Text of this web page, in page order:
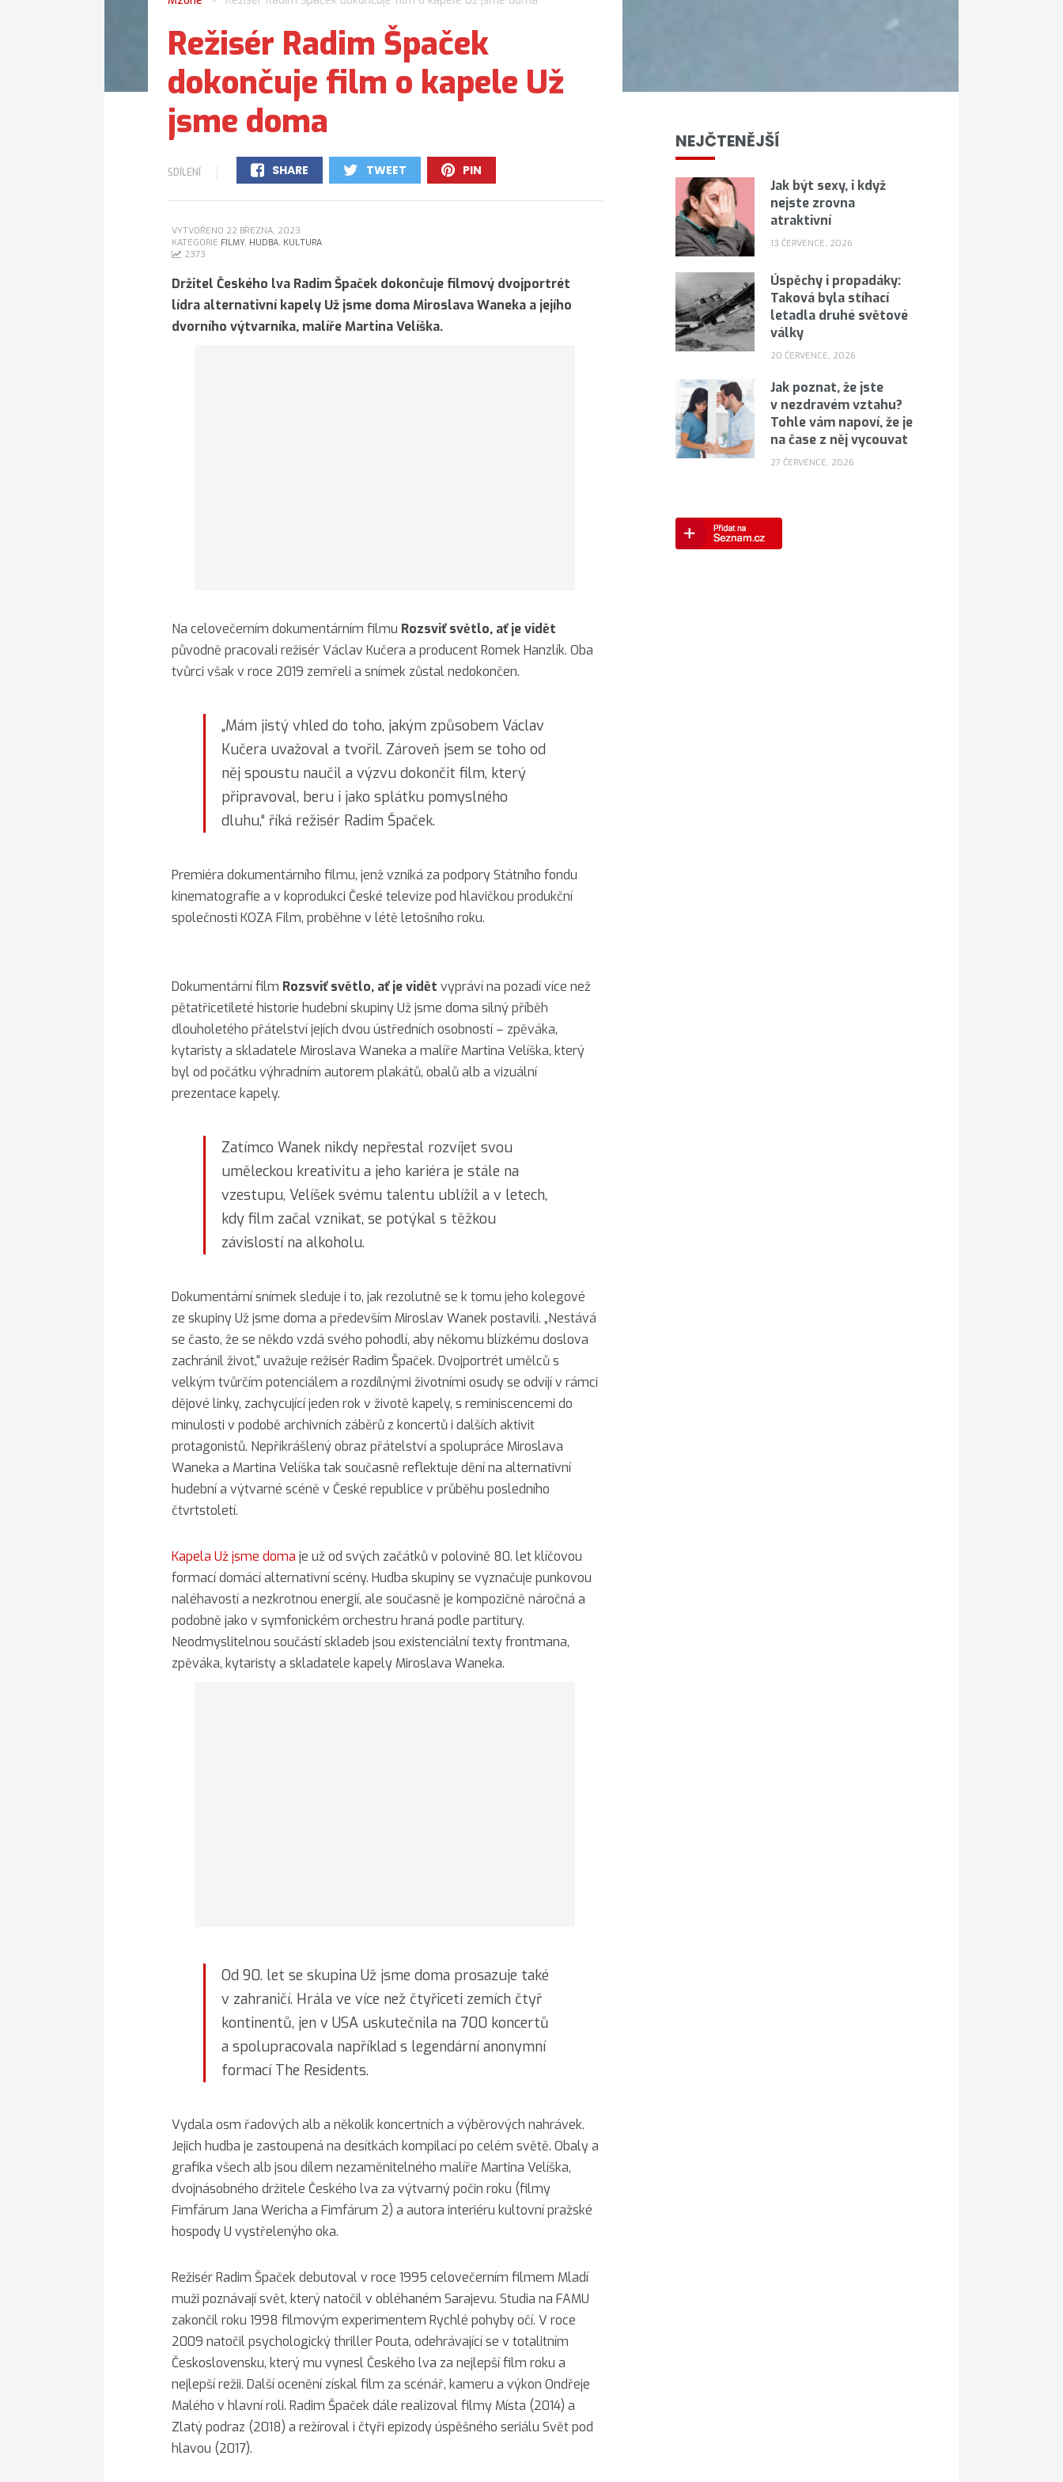
Režisér Radim Špaček
dokončuje film o kapele Už
jsme doma
SDÍLENÍ
SHARE
0
TWEET
0
PIN
0
VYTVOŘENO 22 BŘEZNA, 2023
KATEGORIE FILMY, HUDBA, KULTURA
2373
Držitel Českého lva Radim Špaček dokončuje filmový dvojportrét
lídra alternativní kapely Už jsme doma Miroslava Waneka a jejího
dvorního výtvarníka, malíře Martina Velíška.
Na celovečerním dokumentárním filmu Rozsviť světlo, ať je vidět
původně pracovali režisér Václav Kučera a producent Romek Hanzlík. Oba
tvůrci však v roce 2019 zemřeli a snímek zůstal nedokončen.
„Mám jistý vhled do toho, jakým způsobem Václav
Kučera uvažoval a tvořil. Zároveň jsem se toho od
něj spoustu naučil a výzvu dokončit film, který
připravoval, beru i jako splátku pomyslného
dluhu,“ říká režisér Radim Špaček.
Premiéra dokumentárního filmu, jenž vzniká za podpory Státního fondu
kinematografie a v koprodukci České televize pod hlavičkou produkční
společnosti KOZA Film, proběhne v létě letošního roku.
Dokumentární film Rozsviť světlo, ať je vidět vypráví na pozadí více než
pětatřicetileté historie hudební skupiny Už jsme doma silný příběh
dlouholetého přátelství jejích dvou ústředních osobností – zpěváka,
kytaristy a skladatele Miroslava Waneka a malíře Martina Velíška, který
byl od počátku výhradním autorem plakátů, obalů alb a vizuální
prezentace kapely.
Zatímco Wanek nikdy nepřestal rozvíjet svou
uměleckou kreativitu a jeho kariéra je stále na
vzestupu, Velíšek svému talentu ublížil a v letech,
kdy film začal vznikat, se potýkal s těžkou
závislostí na alkoholu.
Dokumentární snímek sleduje i to, jak rezolutně se k tomu jeho kolegové
ze skupiny Už jsme doma a především Miroslav Wanek postavili. „Nestává
se často, že se někdo vzdá svého pohodlí, aby někomu blízkému doslova
zachránil život,“ uvažuje režisér Radim Špaček. Dvojportrét umělců s
velkým tvůrčím potenciálem a rozdílnými životními osudy se odvíjí v rámci
dějové linky, zachycující jeden rok v životě kapely, s reminiscencemi do
minulosti v podobě archivních záběrů z koncertů i dalších aktivit
protagonistů. Nepřikrášlený obraz přátelství a spolupráce Miroslava
Waneka a Martina Velíška tak současně reflektuje dění na alternativní
hudební a výtvarné scéně v České republice v průběhu posledního
čtvrtstoletí.
Kapela Už jsme doma je už od svých začátků v polovině 80. let klíčovou
formací domácí alternativní scény. Hudba skupiny se vyznačuje punkovou
naléhavostí a nezkrotnou energií, ale současně je kompozičně náročná a
podobně jako v symfonickém orchestru hraná podle partitury.
Neodmyslitelnou součástí skladeb jsou existenciální texty frontmana,
zpěváka, kytaristy a skladatele kapely Miroslava Waneka.
Od 90. let se skupina Už jsme doma prosazuje také
v zahraničí. Hrála ve více než čtyřiceti zemích čtyř
kontinentů, jen v USA uskutečnila na 700 koncertů
a spolupracovala například s legendární anonymní
formací The Residents.
Vydala osm řadových alb a několik koncertních a výběrových nahrávek.
Jejich hudba je zastoupená na desítkách kompilací po celém světě. Obaly a
grafika všech alb jsou dílem nezaměnitelného malíře Martina Velíška,
dvojnásobného držitele Českého lva za výtvarný počin roku (filmy
Fimfárum Jana Wericha a Fimfárum 2) a autora interiéru kultovní pražské
hospody U vystřelenýho oka.
Režisér Radim Špaček debutoval v roce 1995 celovečerním filmem Mladí
muži poznávají svět, který natočil v obléhaném Sarajevu. Studia na FAMU
zakončil roku 1998 filmovým experimentem Rychlé pohyby očí. V roce
2009 natočil psychologický thriller Pouta, odehrávající se v totalitním
Československu, který mu vynesl Českého lva za nejlepší film roku a
nejlepší režii. Další ocenění získal film za scénář, kameru a výkon Ondřeje
Malého v hlavní roli. Radim Špaček dále realizoval filmy Místa (2014) a
Zlatý podraz (2018) a režíroval i čtyři epizody úspěšného seriálu Svět pod
hlavou (2017).
NEJČTENĚJŠÍ
Jak být sexy, i když
nejste zrovna
atraktivní
13 ČERVENCE, 2026
Úspěchy i propadáky:
Taková byla stíhací
letadla druhé světové
války
20 ČERVENCE, 2026
Jak poznat, že jste
v nezdravém vztahu?
Tohle vám napoví, že je
na čase z něj vycouvat
27 ČERVENCE, 2026